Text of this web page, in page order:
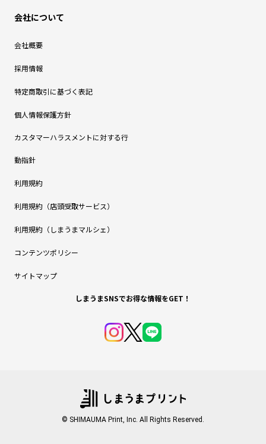
会社について
会社概要
採用情報
特定商取引に基づく表記
個人情報保護方針
カスタマーハラスメントに対する行
動指針
利用規約
利用規約（店頭受取サービス）
利用規約（しまうまマルシェ）
コンテンツポリシー
サイトマップ
しまうまSNSでお得な情報をGET！
© SHIMAUMA Print, Inc. All Rights Reserved.